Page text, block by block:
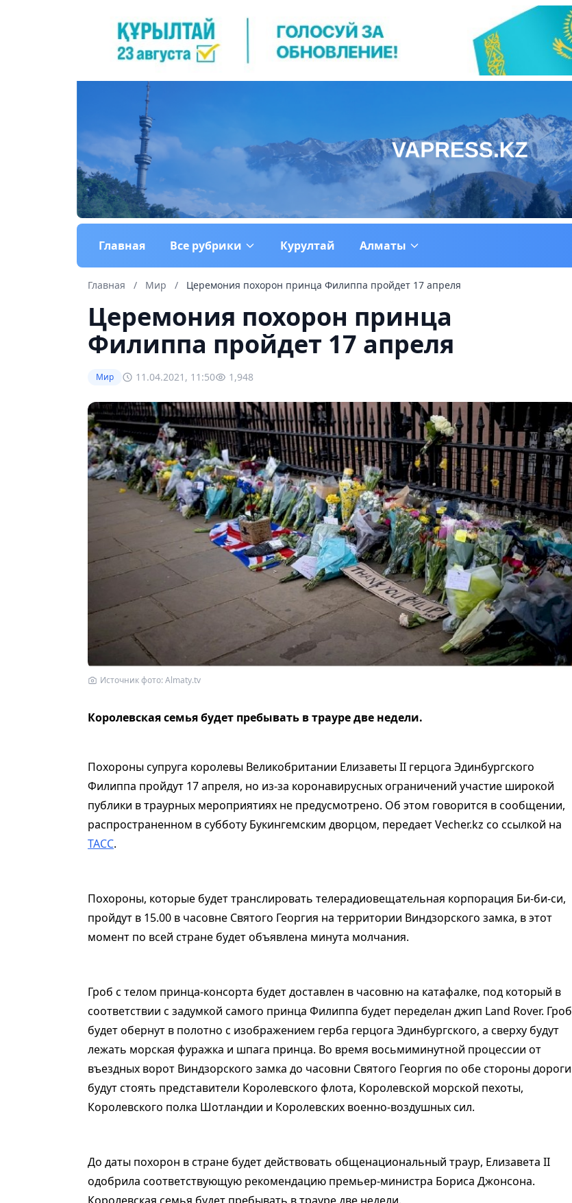
Главная Все рубрики Курултай Алматы
Главная / Мир / Церемония похорон принца Филиппа пройдет 17 апреля
Церемония похорон принца
Филиппа пройдет 17 апреля
Мир 11.04.2021, 11:50 1,948
Источник фото: Almaty.tv
Королевская семья будет пребывать в трауре две недели.
Похороны супруга королевы Великобритании Елизаветы II герцога Эдинбургского
Филиппа пройдут 17 апреля, но из-за коронавирусных ограничений участие широкой
публики в траурных мероприятиях не предусмотрено. Об этом говорится в сообщении,
распространенном в субботу Букингемским дворцом, передает Vecher.kz со ссылкой на
ТАСС.
Похороны, которые будет транслировать телерадиовещательная корпорация Би-би-си,
пройдут в 15.00 в часовне Святого Георгия на территории Виндзорского замка, в этот
момент по всей стране будет объявлена минута молчания.
Гроб с телом принца-консорта будет доставлен в часовню на катафалке, под который в
соответствии с задумкой самого принца Филиппа будет переделан джип Land Rover. Гроб
будет обернут в полотно с изображением герба герцога Эдинбургского, а сверху будут
лежать морская фуражка и шпага принца. Во время восьмиминутной процессии от
въездных ворот Виндзорского замка до часовни Святого Георгия по обе стороны дороги
будут стоять представители Королевского флота, Королевской морской пехоты,
Королевского полка Шотландии и Королевских военно-воздушных сил.
До даты похорон в стране будет действовать общенациональный траур, Елизавета II
одобрила соответствующую рекомендацию премьер-министра Бориса Джонсона.
Королевская семья будет пребывать в трауре две недели.